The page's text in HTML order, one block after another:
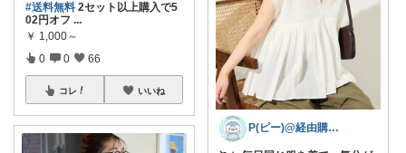
#送料無料 2セット以上購入で5
02円オフ ...
￥ 1,000～
0 0 66
コレ いいね
P(ピー)@経由購入します！